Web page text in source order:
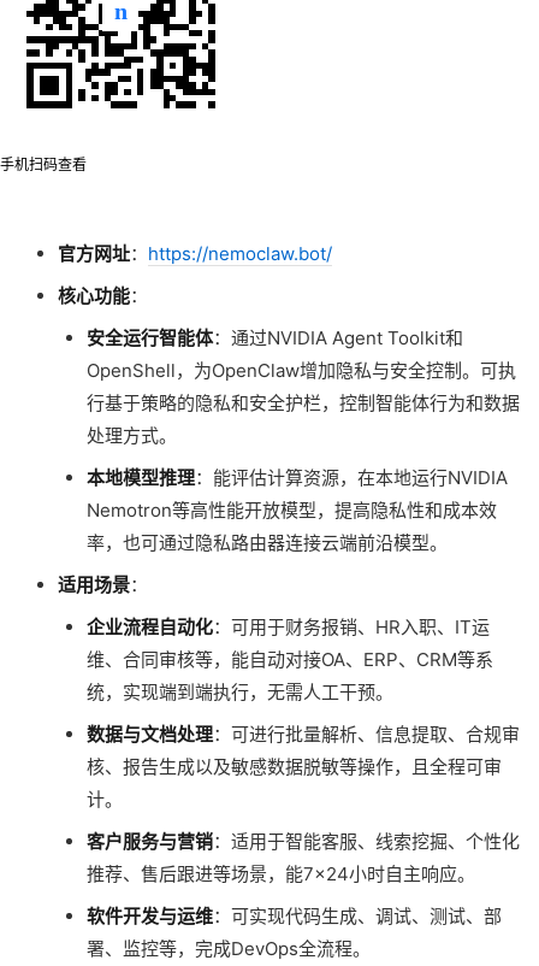
手机扫码查看
官方网址： https://nemoclaw.bot/
核心功能：
安全运行智能体：通过NVIDIA Agent Toolkit和
OpenShell，为OpenClaw增加隐私与安全控制。可执
行基于策略的隐私和安全护栏，控制智能体行为和数据
处理方式。
本地模型推理：能评估计算资源，在本地运行NVIDIA
Nemotron等高性能开放模型，提高隐私性和成本效
率，也可通过隐私路由器连接云端前沿模型。
适用场景：
企业流程自动化：可用于财务报销、HR入职、IT运
维、合同审核等，能自动对接OA、ERP、CRM等系
统，实现端到端执行，无需人工干预。
数据与文档处理：可进行批量解析、信息提取、合规审
核、报告生成以及敏感数据脱敏等操作，且全程可审
计。
客户服务与营销：适用于智能客服、线索挖掘、个性化
推荐、售后跟进等场景，能7×24小时自主响应。
软件开发与运维：可实现代码生成、调试、测试、部
署、监控等，完成DevOps全流程。